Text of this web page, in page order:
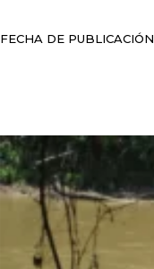
FECHA DE PUBLICACIÓN